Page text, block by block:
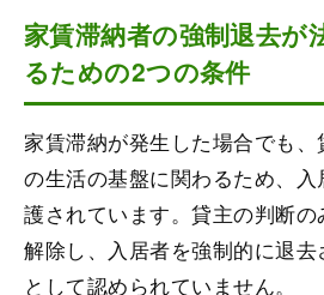
家賃滞納者の強制退去が
るための2つの条件
家賃滞納が発生した場合でも
の生活の基盤に関わるため、
護されています。貸主の判断
解除し、入居者を強制的に退
として認められていません。